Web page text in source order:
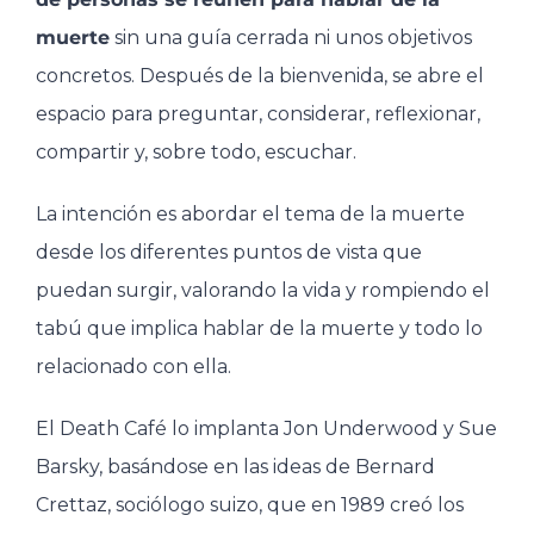
muerte sin una guía cerrada ni unos objetivos
concretos. Después de la bienvenida, se abre el
espacio para preguntar, considerar, reflexionar,
compartir y, sobre todo, escuchar.
La intención es abordar el tema de la muerte
desde los diferentes puntos de vista que
puedan surgir, valorando la vida y rompiendo el
tabú que implica hablar de la muerte y todo lo
relacionado con ella.
El Death Café lo implanta Jon Underwood y Sue
Barsky, basándose en las ideas de Bernard
Crettaz, sociólogo suizo, que en 1989 creó los